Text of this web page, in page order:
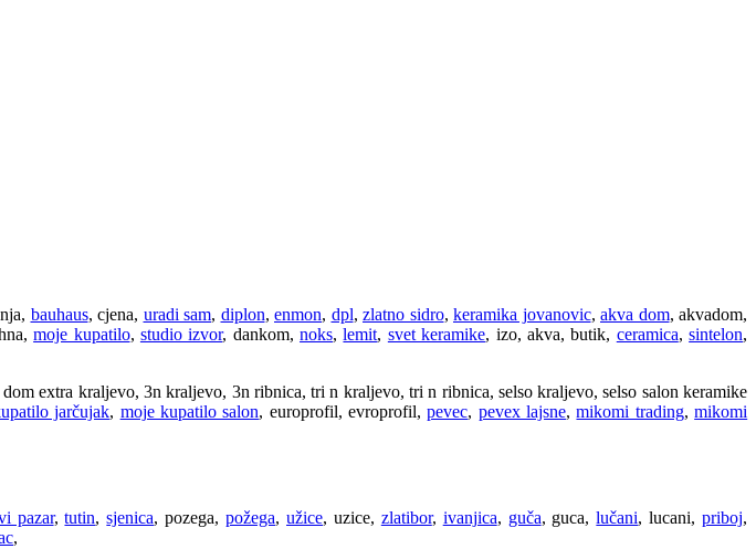
bauhaus, cjena, uradi sam, diplon, enmon, dpl, zlatno sidro, keramika jovanovic, akva dom, akvadom,
moje kupatilo, studio izvor, dankom,noks,lemit, svet keramike, izo, akva, butik, ceramica,sintelon,
extra kraljevo, 3n kraljevo, 3n ribnica, tri n kraljevo, tri n ribnica, selso kraljevo, selso salon keramike
jarčujak, moje kupatilo salon, europrofil, evroprofil,pevec, pevex lajsne,mikomi trading,mikomi
pazar,tutin,sjenica, pozega,požega,užice, uzice, zlatibor, ivanjica, guča, guca,lučani, lucani,priboj,
,